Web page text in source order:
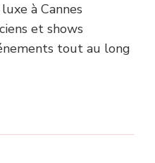
à Cannes
et shows
tout au long